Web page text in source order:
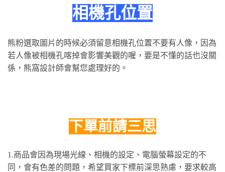
相機孔位置
熊粉選取圖片的時候必須留意相機孔位置不要有人像，因為
若人像被相機孔喀掉會影響美觀的喔，要是不懂的話也沒關
係，熊窩設計師會幫您處理好的。
下單前請三思
1.商品會因為現場光線、相機的設定、電腦螢幕設定的不
同，會有色差的問題，希望買家下標前深思熟慮，要求較高